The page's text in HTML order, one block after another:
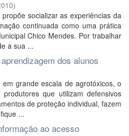
)
socializar as experiências da
continuada como uma prática
Chico Mendes. Por trabalhar
a sua ...
dos alunos
grande escala de agrotóxicos, o
que utilizam defensivos
de proteção individual, fazem
...
ao acesso